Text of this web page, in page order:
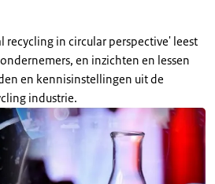
recycling in circular perspective' leest
en inzichten en lessen
en kennisinstellingen uit de
industrie.